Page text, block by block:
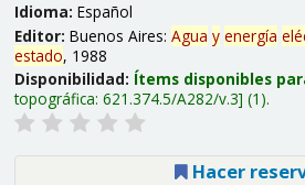
Idioma: Español
Editor: Buenos Aires: Agua y energía
estado, 1988
Disponibilidad: Ítems disponibles
topográfica: 621.374.5/A282/v.3 (1).
Hacer